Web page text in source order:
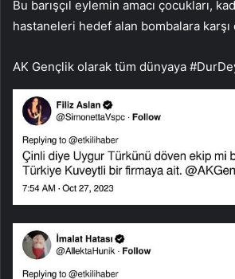
Bu barışçıl eylemin amacı çocukları,
hastaneleri hedef alan bombalara karşı
AK Gençlik olarak tüm dünyaya